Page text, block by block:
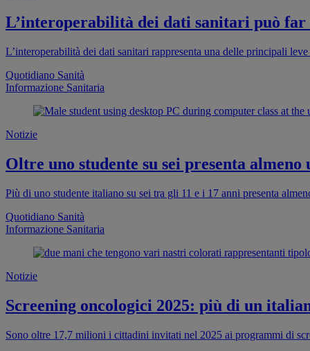
L’interoperabilità dei dati sanitari può
L’interoperabilità dei dati sanitari rappresenta una delle principali
Quotidiano Sanità
Informazione Sanitaria
Notizie
Oltre uno studente su sei presenta
Più di uno studente italiano su sei tra gli 11 e i 17 anni presenta
Quotidiano Sanità
Informazione Sanitaria
Notizie
Screening oncologici 2025: più di un
Sono oltre 17,7 milioni i cittadini invitati nel 2025 ai programmi di